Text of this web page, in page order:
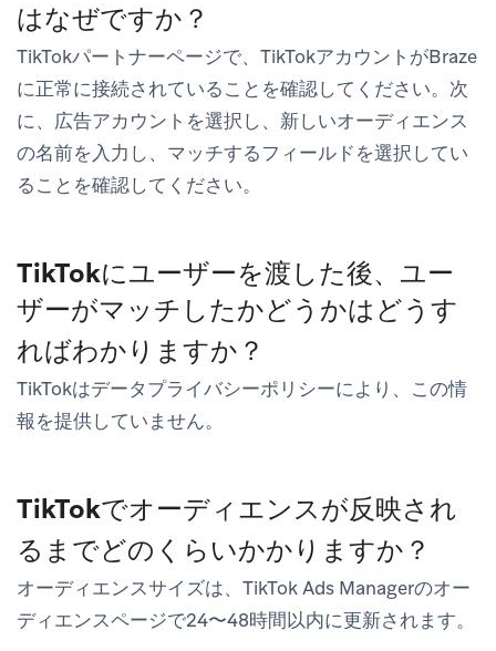
はなぜですか？
TikTokパートナーページで、TikTokアカウントがBraze
に正常に接続されていることを確認してください。次
に、広告アカウントを選択し、新しいオーディエンス
の名前を入力し、マッチするフィールドを選択してい
ることを確認してください。
TikTokにユーザーを渡した後、ユー
ザーがマッチしたかどうかはどうす
ればわかりますか？
TikTokはデータプライバシーポリシーにより、この情
報を提供していません。
TikTokでオーディエンスが反映され
るまでどのくらいかかりますか？
オーディエンスサイズは、TikTok Ads Managerのオー
ディエンスページで24〜48時間以内に更新されます。